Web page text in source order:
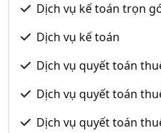
Dịch vụ kế toán trọn
Dịch vụ kế toán
Dịch vụ quyết toán
Dịch vụ quyết toán
Dịch vụ quyết toán